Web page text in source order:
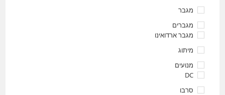
מגבר
מגברים
מגבר ארדואינו
מיתוג
מנועים
DC
סרבו